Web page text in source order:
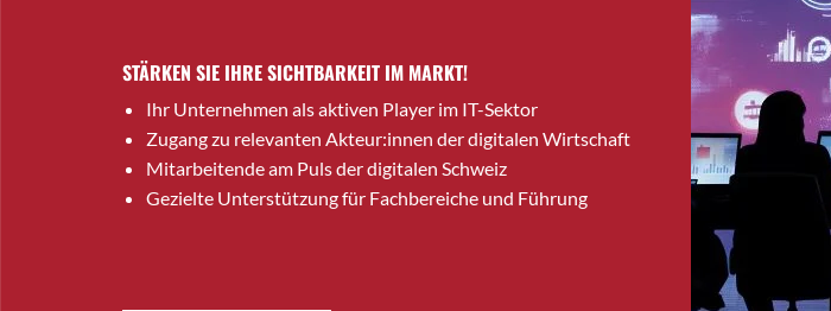
Brig-Glis
Brugg
Brugg AG
Burgdorf
STÄRKEN SIE IHRE SICHTBARKEIT IM MARKT!
Ihr Unternehmen als aktiven Player im IT-Sektor
Zugang zu relevanten Akteur:innen der digitalen Wirtschaft
Mitarbeitende am Puls der digitalen Schweiz
Gezielte Unterstützung für Fachbereiche und Führung